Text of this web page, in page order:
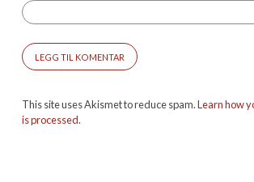
This site uses Akismet to reduce spam.Learn how
is processed.